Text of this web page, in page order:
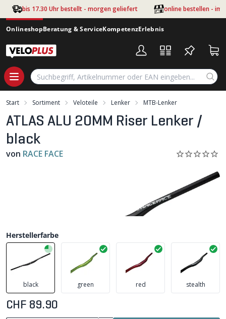
Zum Hauptinhalt springen
bis 17.30 Uhr bestellt - morgen geliefert online bestellen - im
OnlineshopBeratung & ServiceKompetenzErlebnis
Start Sortiment Veloteile Lenker MTB-Lenker
ATLAS ALU 20MM Riser Lenker /
black
von RACE FACE
Herstellerfarbe
black green red stealth
CHF 89.90